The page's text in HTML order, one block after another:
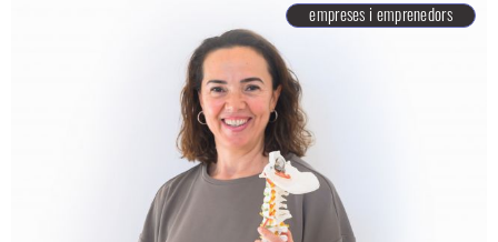
empreses i emprenedors